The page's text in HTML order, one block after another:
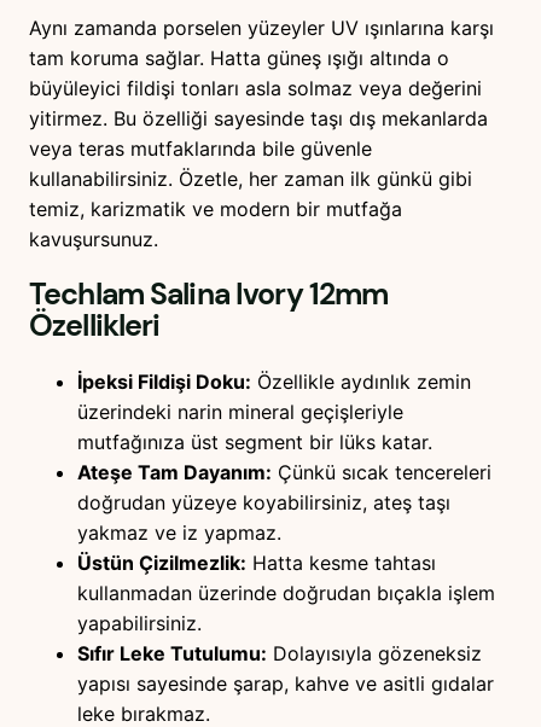
Aynı zamanda porselen yüzeyler UV ışınlarına karşı
tam koruma sağlar. Hatta güneş ışığı altında o
büyüleyici fildişi tonları asla solmaz veya değerini
yitirmez. Bu özelliği sayesinde taşı dış mekanlarda
veya teras mutfaklarında bile güvenle
kullanabilirsiniz. Özetle, her zaman ilk günkü gibi
temiz, karizmatik ve modern bir mutfağa
kavuşursunuz.
Techlam Salina Ivory 12mm
Özellikleri
İpeksi Fildişi Doku: Özellikle aydınlık zemin
üzerindeki narin mineral geçişleriyle
mutfağınıza üst segment bir lüks katar.
Ateşe Tam Dayanım: Çünkü sıcak tencereleri
doğrudan yüzeye koyabilirsiniz, ateş taşı
yakmaz ve iz yapmaz.
Üstün Çizilmezlik: Hatta kesme tahtası
kullanmadan üzerinde doğrudan bıçakla işlem
yapabilirsiniz.
Sıfır Leke Tutulumu: Dolayısıyla gözeneksiz
yapısı sayesinde şarap, kahve ve asitli gıdalar
leke bırakmaz.